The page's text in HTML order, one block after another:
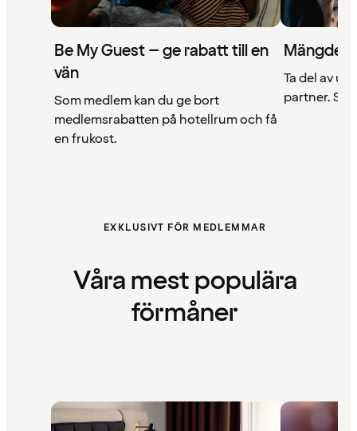
Be My Guest – ge rabatt till en
vän
Som medlem kan du ge bort
medlemsrabatten på hotellrum och få
en frukost.
Mängder
Ta del av
partner. Se
EXKLUSIVT FÖR MEDLEMMAR
Våra mest populära
förmåner